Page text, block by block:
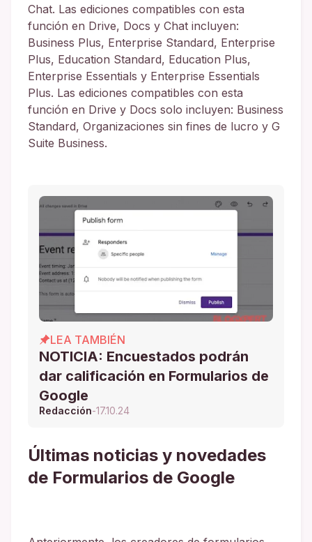
Chat. Las ediciones compatibles con esta
función en Drive, Docs y Chat incluyen:
Business Plus, Enterprise Standard, Enterprise
Plus, Education Standard, Education Plus,
Enterprise Essentials y Enterprise Essentials
Plus. Las ediciones compatibles con esta
función en Drive y Docs solo incluyen: Business
Standard, Organizaciones sin fines de lucro y G
Suite Business.
LEA TAMBIÉN
NOTICIA: Encuestados podrán
dar calificación en Formularios de
Google
Redacción-17.10.24
Últimas noticias y novedades
de Formularios de Google